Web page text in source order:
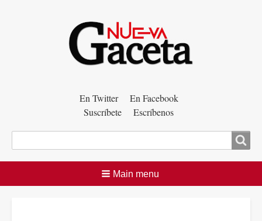
En Twitter
En Facebook
Suscríbete
Escríbenos
Main menu